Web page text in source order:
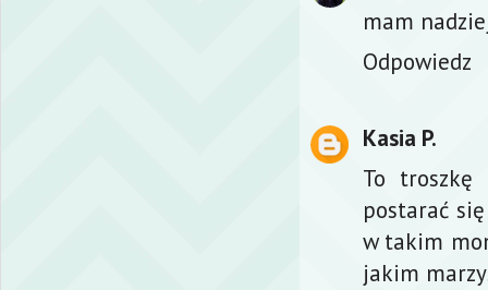
mam
Odpowiedz
Kasia P.
To troszkę
postarać
w takim
jakim